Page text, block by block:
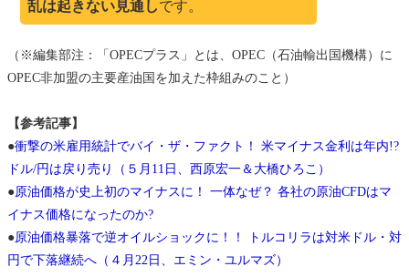
乱は起きない見通しです。
（※編集部注：「OPECプラス」とは、OPEC（石油輸出国機構）に
OPEC非加盟の主要産油国を加えた枠組みのこと）
【参考記事】
●衝撃の米雇用統計でバイ・ザ・ファクト！ 米マイナス金利は年内!?
ドル/円は戻り売り（５月11日、西原宏一＆大橋ひろこ）
●原油価格が史上初のマイナスに！ 一体なぜ？ 各社の原油CFDはマ
イナス価格になったのか?
●原油価格暴落で逆オイルショックに！！ トルコリラは対米ドル・対
円で下落継続へ（４月22日、エミン・ユルマズ）